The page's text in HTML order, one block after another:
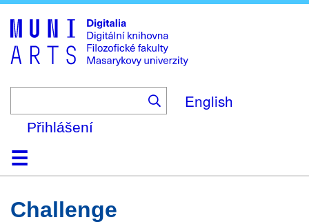
to
main
content
English
Přihlášení
DomůKolekce
Prohlížení
Vyhledávání
O platformě
Nápověda
KontaktDigitalia
Challenge